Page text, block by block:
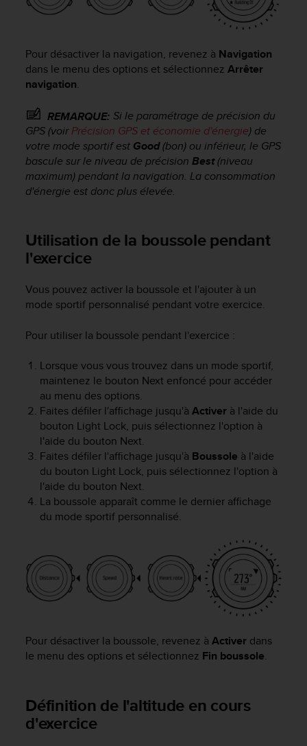
Pour désactiver la navigation, revenez à Navigation
dans le menu des options et sélectionnez Arrêter
navigation.
REMARQUE: Si le paramétrage de précision du
GPS (voirPrécision GPS et économie d'énergie) de
votre mode sportif est Good(bon) ou inférieur, le GPS
bascule sur le niveau de précision Best(niveau
maximum) pendant la navigation. La consommation
d'énergie est donc plus élevée.
Utilisation de la boussole pendant
l'exercice
Vous pouvez activer la boussole et l'ajouter à un
mode sportif personnalisé pendant votre exercice.
Pour utiliser la boussole pendant l'exercice :
Lorsque vous vous trouvez dans un mode sportif,
maintenez le bouton Next enfoncé pour accéder
au menu des options.
Faites défiler l'affichage jusqu'à Activerà l'aide du
bouton Light Lock, puis sélectionnez l'option à
l'aide du bouton Next.
Faites défiler l'affichage jusqu'à Boussole à l'aide
du bouton Light Lock, puis sélectionnez l'option à
l'aide du bouton Next.
La boussole apparaît comme le dernier affichage
du mode sportif personnalisé.
Pour désactiver la boussole, revenez à Activer dans
le menu des options et sélectionnez Fin boussole.
Définition de l'altitude en cours
d'exercice